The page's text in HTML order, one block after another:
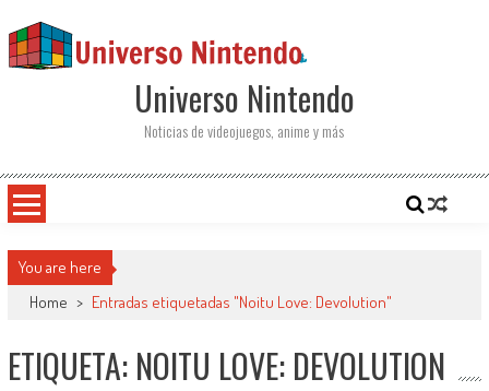
Universo Nintendo
Noticias de videojuegos, anime y más
You are here
Home > Entradas etiquetadas "Noitu Love: Devolution"
ETIQUETA: NOITU LOVE: DEVOLUTION